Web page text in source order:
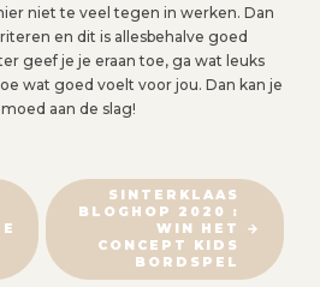
niet te veel tegen in werken. Dan
en dit is allesbehalve goed
geef je je eraan toe, ga wat leuks
wat goed voelt voor jou. Dan kan je
aan de slag!
SINTERKLAAS
BLOGHOP 2020 :
WIN HET
CONCEPT KIDS
BORDSPEL